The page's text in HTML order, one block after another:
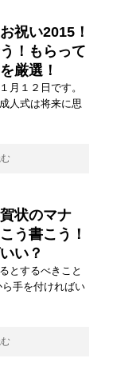
祝い2015！
！もらって
厳選！
月１２日です。
人式は将来に思
状のマナ
う書こう！
い？
とするべきこと
手を付ければい